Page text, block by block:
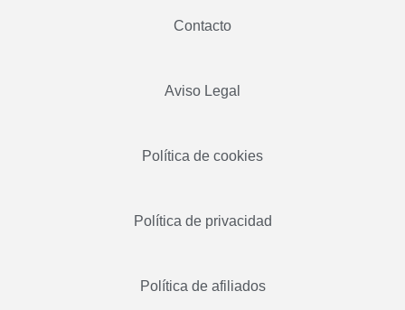
Contacto
Aviso Legal
Política de cookies
Política de privacidad
Política de afiliados